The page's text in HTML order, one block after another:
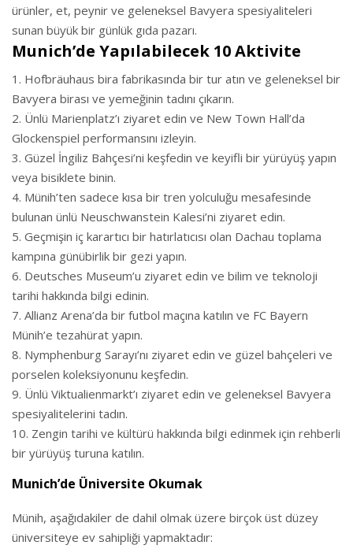
ürünler, et, peynir ve geleneksel Bavyera spesiyaliteleri
sunan büyük bir günlük gıda pazarı.
Munich’de Yapılabilecek 10 Aktivite
Hofbräuhaus bira fabrikasında bir tur atın ve geleneksel bir
Bavyera birası ve yemeğinin tadını çıkarın.
Ünlü Marienplatz’ı ziyaret edin ve New Town Hall’da
Glockenspiel performansını izleyin.
Güzel İngiliz Bahçesi’ni keşfedin ve keyifli bir yürüyüş yapın
veya bisiklete binin.
Münih’ten sadece kısa bir tren yolculuğu mesafesinde
bulunan ünlü Neuschwanstein Kalesi’ni ziyaret edin.
Geçmişin iç karartıcı bir hatırlatıcısı olan Dachau toplama
kampına günübirlik bir gezi yapın.
Deutsches Museum’u ziyaret edin ve bilim ve teknoloji
tarihi hakkında bilgi edinin.
Allianz Arena’da bir futbol maçına katılın ve FC Bayern
Münih’e tezahürat yapın.
Nymphenburg Sarayı’nı ziyaret edin ve güzel bahçeleri ve
porselen koleksiyonunu keşfedin.
Ünlü Viktualienmarkt’ı ziyaret edin ve geleneksel Bavyera
spesiyalitelerini tadın.
Zengin tarihi ve kültürü hakkında bilgi edinmek için rehberli
bir yürüyüş turuna katılın.
Munich’de Üniversite Okumak
Münih, aşağıdakiler de dahil olmak üzere birçok üst düzey
üniversiteye ev sahipliği yapmaktadır: